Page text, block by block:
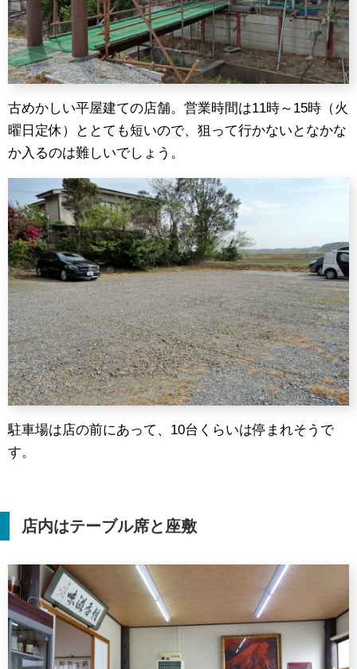
古めかしい平屋建ての店舗。営業時間は11時～15時（火
曜日定休）ととても短いので、狙って行かないとなかな
か入るのは難しいでしょう。
駐車場は店の前にあって、10台くらいは停まれそうで
す。
店内はテーブル席と座敷